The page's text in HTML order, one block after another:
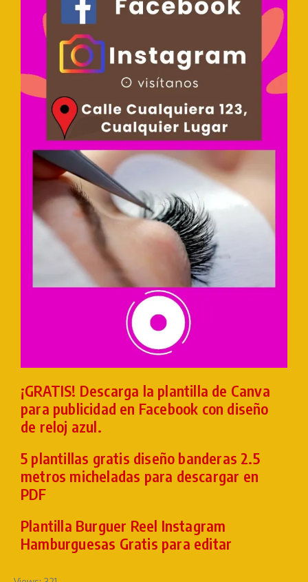
¡GRATIS! Descarga la plantilla de Canva
para publicidad en Facebook con diseño
de reloj azul.
5 plantillas gratis diseño banderas 2.5
metros micheladas para descargar en
PDF
Plantilla Burguer Reel Instagram
Hamburguesas Gratis para editar